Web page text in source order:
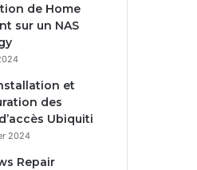
de Home
sur un NAS
et
des
Ubiquiti
2024
Repair